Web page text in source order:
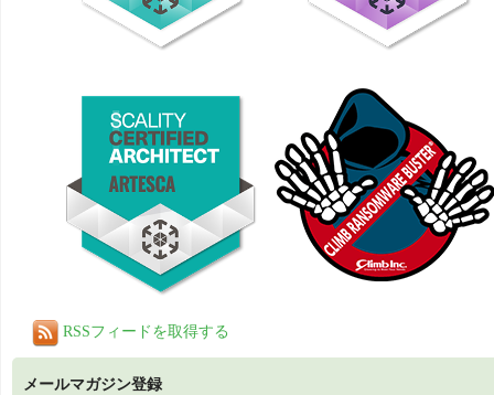
RSSフィードを取得する
メールマガジン登録